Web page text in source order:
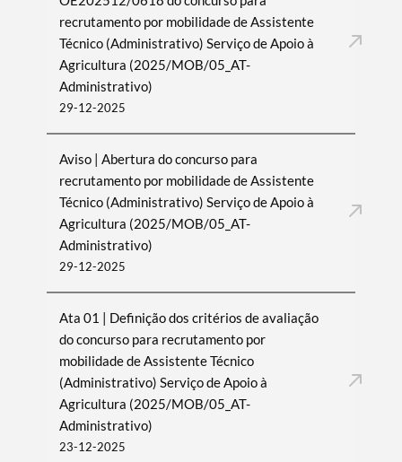
recrutamento por mobilidade de Assistente
Técnico (Administrativo) Serviço de Apoio à
Agricultura (2025/MOB/05_AT-
Administrativo)
29-12-2025
Aviso | Abertura do concurso para
recrutamento por mobilidade de Assistente
Técnico (Administrativo) Serviço de Apoio à
Agricultura (2025/MOB/05_AT-
Administrativo)
29-12-2025
Ata 01 | Definição dos critérios de avaliação
do concurso para recrutamento por
mobilidade de Assistente Técnico
(Administrativo) Serviço de Apoio à
Agricultura (2025/MOB/05_AT-
Administrativo)
23-12-2025